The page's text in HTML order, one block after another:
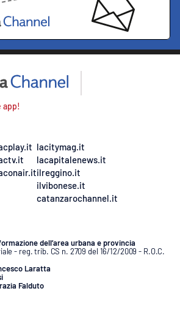
app!
lacitymag.it
lacapitalenews.it
ilreggino.it
ilvibonese.it
catanzarochannel.it
dell’area urbana e provincia
- reg. trib. CS n. 2709 del 16/12/2009 - R.O.C.
Laratta
Falduto